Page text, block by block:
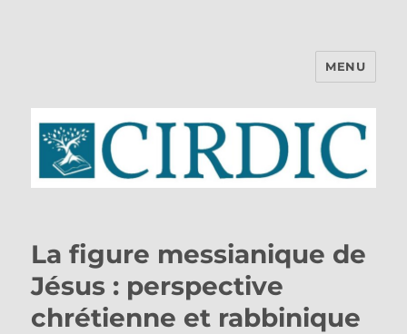
MENU
La figure messianique de
Jésus : perspective
chrétienne et rabbinique